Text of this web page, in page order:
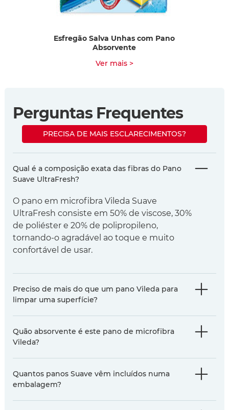
Esfregão Salva Unhas com Pano
Absorvente
Ver mais >
Perguntas Frequentes
PRECISA DE MAIS ESCLARECIMENTOS?
Qual é a composição exata das fibras do Pano
Suave UltraFresh?
O pano em microfibra Vileda Suave
UltraFresh consiste em 50% de viscose, 30%
de poliéster e 20% de polipropileno,
tornando-o agradável ao toque e muito
confortável de usar.
Preciso de mais do que um pano Vileda para
limpar uma superfície?
Quão absorvente é este pano de microfibra
Vileda?
Quantos panos Suave vêm incluídos numa
embalagem?